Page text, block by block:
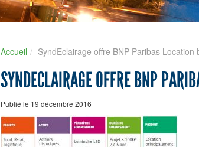
Accueil SyndEclairage offre BNP Paribas Location
SYNDECLAIRAGE OFFRE BNP
Publié le 19 décembre 2016